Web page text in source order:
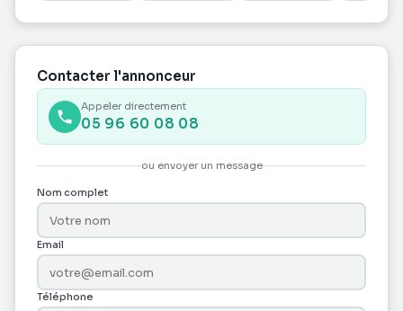
Contacter l'annonceur
Appeler directement
05 96 60 08 08
ou envoyer un message
Nom complet
Email
Téléphone